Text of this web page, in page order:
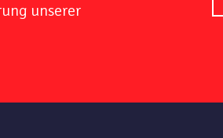
unserer